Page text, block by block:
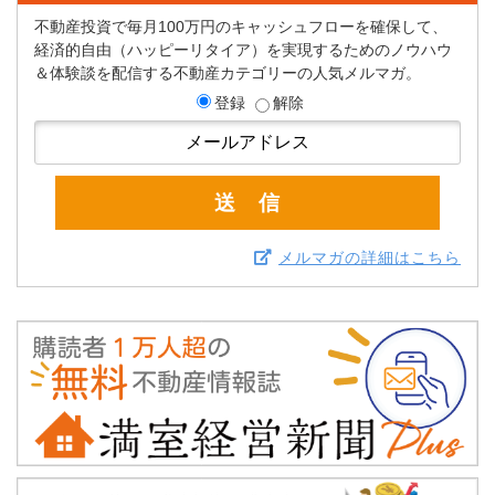
不動産投資で毎月100万円のキャッシュフローを確保して、
経済的自由（ハッピーリタイア）を実現するためのノウハウ
＆体験談を配信する不動産カテゴリーの人気メルマガ。
登録
解除
メルマガの詳細はこちら